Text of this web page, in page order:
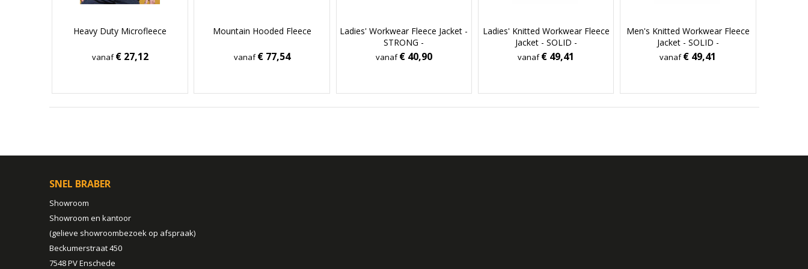
Heavy Duty Microfleece
vanaf€ 27,12
Mountain Hooded Fleece
vanaf€ 77,54
Ladies' Workwear Fleece Jacket -
STRONG -
vanaf€ 40,90
Ladies' Knitted Workwear Fleece
Jacket - SOLID -
vanaf€ 49,41
Men's Knitted Workwear Fleece
Jacket - SOLID -
vanaf€ 49,41
SNEL BRABER
Showroom
Showroom en kantoor
(gelieve showroombezoek op afspraak)
Beckumerstraat 450
7548 PV Enschede